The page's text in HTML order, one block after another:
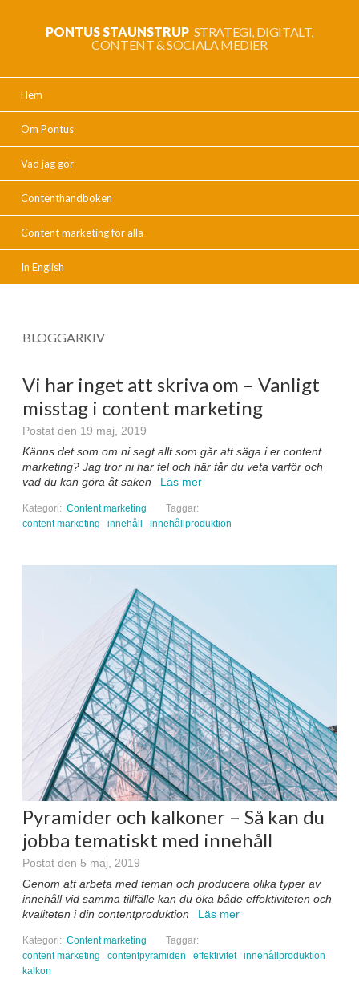
PONTUS STAUNSTRUP STRATEGI, DIGITALT,
CONTENT & SOCIALA MEDIER
Hem
Om Pontus
Vad jag gör
Contenthandboken
Content marketing för alla
In English
BLOGGARKIV
Vi har inget att skriva om – Vanligt
misstag i content marketing
Postat den 19 maj, 2019
Känns det som om ni sagt allt som går att säga i er content
marketing? Jag tror ni har fel och här får du veta varför och
vad du kan göra åt saken
Läs mer
Kategori: Content marketing
Taggar:
content marketing
innehåll innehållproduktion
Pyramider och kalkoner – Så kan du
jobba tematiskt med innehåll
Postat den 5 maj, 2019
Genom att arbeta med teman och producera olika typer av
innehåll vid samma tillfälle kan du öka både effektiviteten och
kvaliteten i din contentproduktion
Läs mer
Kategori: Content marketing
Taggar:
content marketing
contentpyramiden effektivitet
innehållproduktion
kalkon